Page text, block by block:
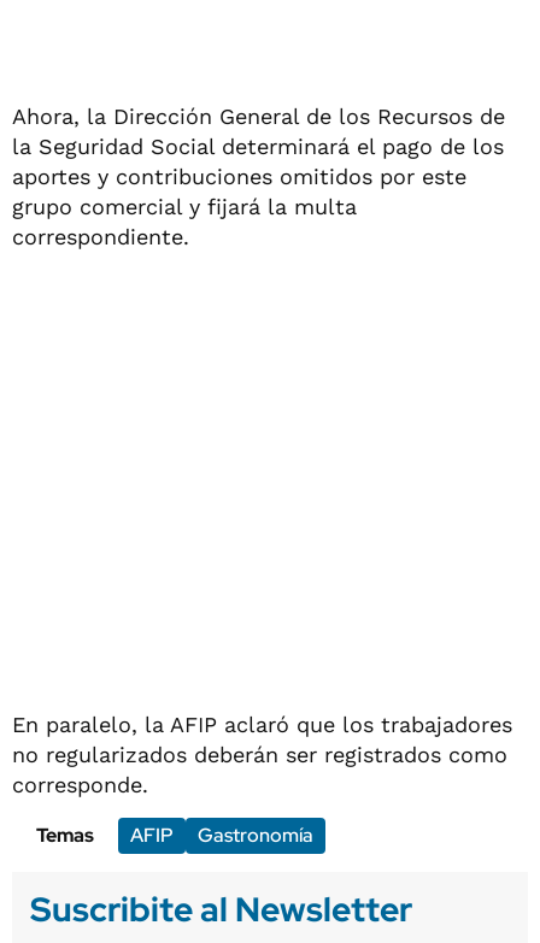
Ahora, la Dirección General de los Recursos de
la Seguridad Social determinará el pago de los
aportes y contribuciones omitidos por este
grupo comercial y fijará la multa
correspondiente.
En paralelo, la AFIP aclaró que los trabajadores
no regularizados deberán ser registrados como
corresponde.
Temas
AFIP Gastronomía
Suscribite al Newsletter